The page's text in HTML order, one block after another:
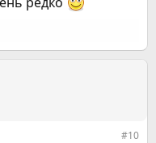
#10